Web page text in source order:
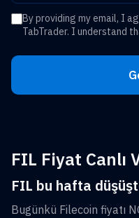
By providing my email, I
TabTrader. I understand
FIL Fiyat Canlı
FIL bu hafta
Bugünkü Filecoin fiyatı